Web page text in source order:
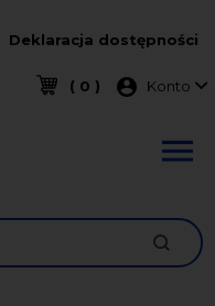
Deklaracja dostępności
( 0 ) Menu
Konto